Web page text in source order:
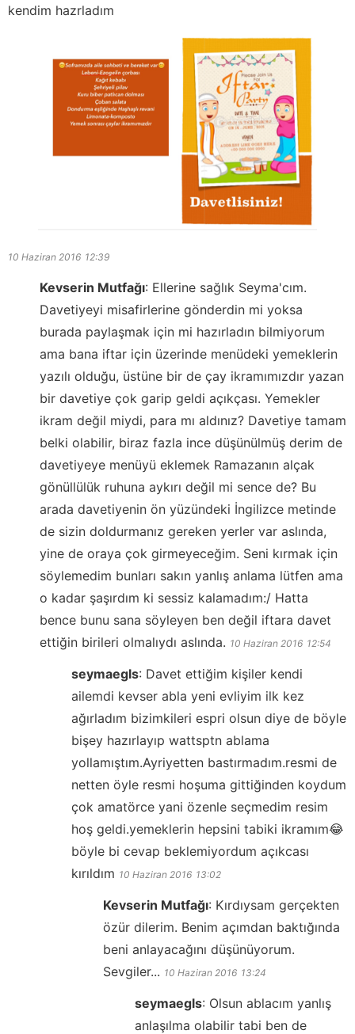
kendim hazrladım
10 Haziran 2016 12:39
Kevserin Mutfağı: Ellerine sağlık Seyma'cım.
Davetiyeyi misafirlerine gönderdin mi yoksa
burada paylaşmak için mi hazırladın bilmiyorum
ama bana iftar için üzerinde menüdeki yemeklerin
yazılı olduğu, üstüne bir de çay ikramımızdır yazan
bir davetiye çok garip geldi açıkçası. Yemekler
ikram değil miydi, para mı aldınız? Davetiye tamam
belki olabilir, biraz fazla ince düşünülmüş derim de
davetiyeye menüyü eklemek Ramazanın alçak
gönüllülük ruhuna aykırı değil mi sence de? Bu
arada davetiyenin ön yüzündeki İngilizce metinde
de sizin doldurmanız gereken yerler var aslında,
yine de oraya çok girmeyeceğim. Seni kırmak için
söylemedim bunları sakın yanlış anlama lütfen ama
o kadar şaşırdım ki sessiz kalamadım:/ Hatta
bence bunu sana söyleyen ben değil iftara davet
ettiğin birileri olmalıydı aslında. 10 Haziran 2016 12:54
seymaegls: Davet ettiğim kişiler kendi
ailemdi kevser abla yeni evliyim ilk kez
ağırladım bizimkileri espri olsun diye de böyle
bişey hazırlayıp wattsptn ablama
yollamıştım.Ayriyetten bastırmadım.resmi de
netten öyle resmi hoşuma gittiğinden koydum
çok amatörce yani özenle seçmedim resim
hoş geldi.yemeklerin hepsini tabiki ikramım😂
böyle bi cevap beklemiyordum açıkcası
kırıldım 10 Haziran 2016 13:02
Kevserin Mutfağı: Kırdıysam gerçekten
özür dilerim. Benim açımdan baktığında
beni anlayacağını düşünüyorum.
Sevgiler... 10 Haziran 2016 13:24
seymaegls: Olsun ablacım yanlış
anlaşılma olabilir tabi ben de